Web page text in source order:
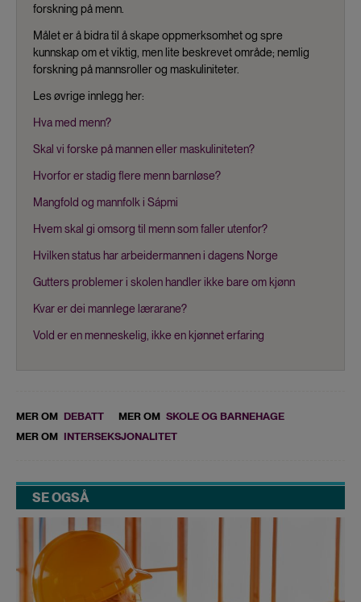
forskning på menn.
Målet er å bidra til å skape oppmerksomhet og spre
kunnskap om et viktig, men lite beskrevet område; nemlig
forskning på mannsroller og maskuliniteter.
Les øvrige innlegg her:
Hva med menn?
Skal vi forske på mannen eller maskuliniteten?
Hvorfor er stadig flere menn barnløse?
Mangfold og mannfolk i Sápmi
Hvem skal gi omsorg til menn som faller utenfor?
Hvilken status har arbeidermannen i dagens Norge
Gutters problemer i skolen handler ikke bare om kjønn
Kvar er dei mannlege lærarane?
Vold er en menneskelig, ikke en kjønnet erfaring
MER OM DEBATT MER OM SKOLE OG BARNEHAGE
MER OM INTERSEKSJONALITET
SE OGSÅ